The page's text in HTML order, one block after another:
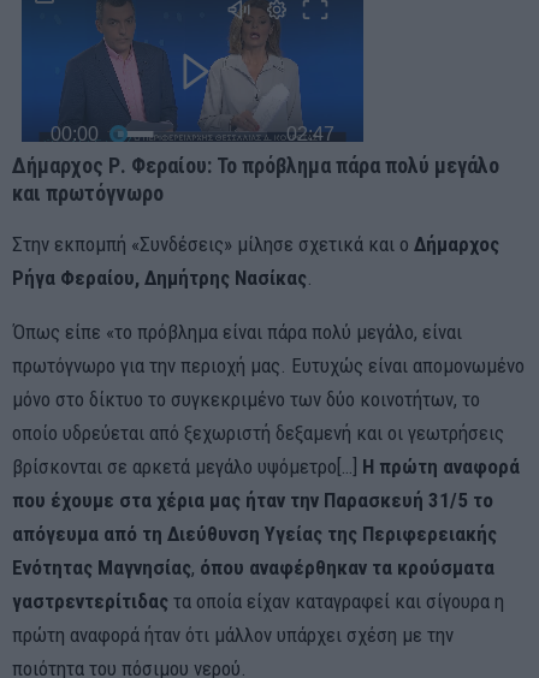
Δήμαρχος Ρ. Φεραίου: Το πρόβλημα πάρα πολύ μεγάλο
και πρωτόγνωρο
Στην εκπομπή «Συνδέσεις» μίλησε σχετικά και ο Δήμαρχος
Ρήγα Φεραίου, Δημήτρης Νασίκας.
Όπως είπε «το πρόβλημα είναι πάρα πολύ μεγάλο, είναι
πρωτόγνωρο για την περιοχή μας. Ευτυχώς είναι απομονωμένο
μόνο στο δίκτυο το συγκεκριμένο των δύο κοινοτήτων, το
οποίο υδρεύεται από ξεχωριστή δεξαμενή και οι γεωτρήσεις
βρίσκονται σε αρκετά μεγάλο υψόμετρο[…] Η πρώτη αναφορά
που έχουμε στα χέρια μας ήταν την Παρασκευή 31/5 το
απόγευμα από τη Διεύθυνση Υγείας της Περιφερειακής
Ενότητας Μαγνησίας, όπου αναφέρθηκαν τα κρούσματα
γαστρεντερίτιδας τα οποία είχαν καταγραφεί και σίγουρα η
πρώτη αναφορά ήταν ότι μάλλον υπάρχει σχέση με την
ποιότητα του πόσιμου νερού.